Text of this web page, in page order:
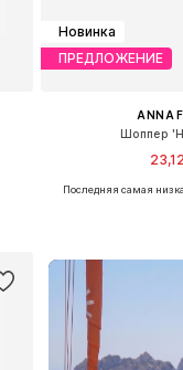
Новинка
ПРЕДЛОЖЕНИЕ
ANNA
Шоппер
Доступные
Последняя самая